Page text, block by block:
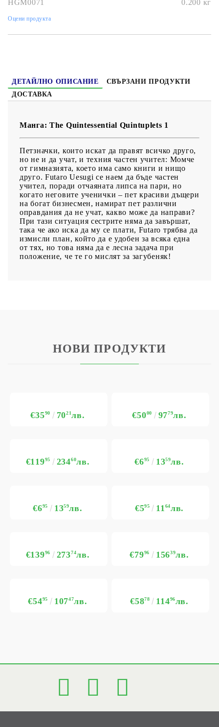
Дата на издаване:
Жанр:Comedy, Romance, School, Shounen, Harem
HGM0071 0.200 кг
Оцени продукта
ДЕТАЙЛНО ОПИСАНИЕ
СВЪРЗАНИ ПРОДУКТИ
ДОСТАВКА
Манга: The Quintessential Quintuplets 1
Петзначки, които искат да правят всичко друго,
но не и да учат, и техния частен учител: Момче
от гимназията, което има само книги и нищо
друго. Futaro Uesugi се наем да бъде частен
учител, поради отчаяната липса на пари, но
когато неговите ученички – пет красиви дъщери
на богат бизнесмен, намират пет различни
оправдания да не учат, какво може да направи?
При тази ситуация сестрите няма да завършат,
така че ако иска да му се плати, Futaro трябва да
измисли план, който да е удобен за всяка една
от тях, но това няма да е лесна задача при
положение, че те го мислят за загубеняк!
НОВИ ПРОДУКТИ
€3590 7021лв. €5000 9779лв.
€11995 23460лв. €695 1359лв.
€695 1359лв. €595 11 64лв.
€13996 27374лв. €7996 15639лв.
€5495 10747лв. €5878 11496лв.